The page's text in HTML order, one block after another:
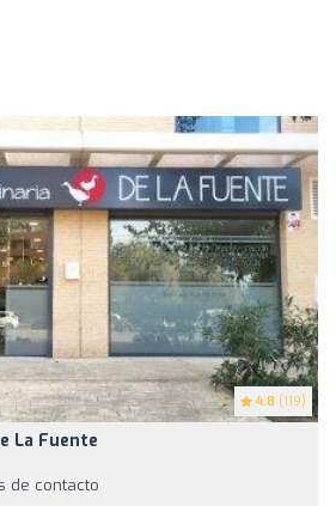
4.8 (119)
La Fuente
de contacto